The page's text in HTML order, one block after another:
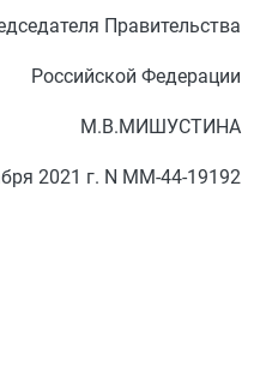
Правительства
Российской Федерации
М.В.МИШУСТИНА
2021 г. N ММ-44-19192